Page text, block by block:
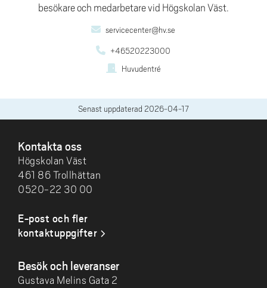
besökare och medarbetare vid Högskolan Väst.
servicecenter@hv.se
+46520223000
Huvudentré
Senast uppdaterad 2026-04-17
Kontakta oss
Högskolan Väst
461 86 Trollhättan
0520-22 30 00
E-post och fler
kontaktuppgifter
Besök och leveranser
Gustava Melins Gata 2